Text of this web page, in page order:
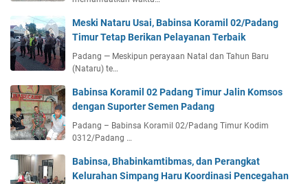
Meski Nataru Usai, Babinsa Koramil 02/Padang
Timur Tetap Berikan Pelayanan Terbaik
Padang — Meskipun perayaan Natal dan Tahun Baru
(Nataru) te…
Babinsa Koramil 02 Padang Timur Jalin Komsos
dengan Suporter Semen Padang
Padang – Babinsa Koramil 02/Padang Timur Kodim
0312/Padang …
Babinsa, Bhabinkamtibmas, dan Perangkat
Kelurahan Simpang Haru Koordinasi Pencegahan